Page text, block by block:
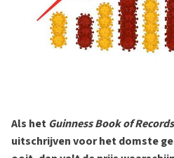
Als hetGuinness Book of Records
uitschrijven voor het domste